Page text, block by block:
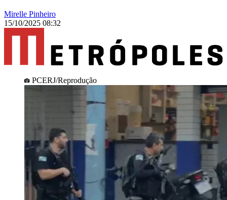
Mirelle Pinheiro
15/10/2025 08:32
PCERJ/Reprodução